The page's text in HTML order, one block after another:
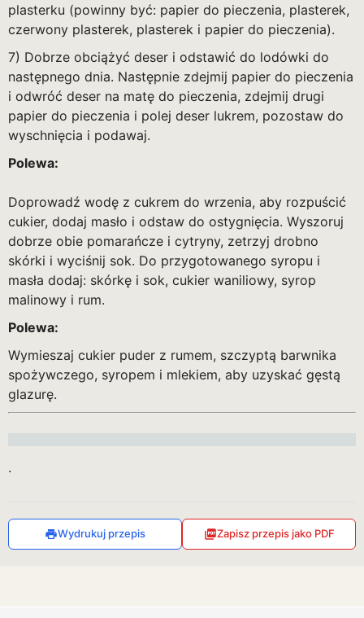
plasterku (powinny być: papier do pieczenia, plasterek,
czerwony plasterek, plasterek i papier do pieczenia).
7) Dobrze obciążyć deser i odstawić do lodówki do
następnego dnia. Następnie zdejmij papier do pieczenia
i odwróć deser na matę do pieczenia, zdejmij drugi
papier do pieczenia i polej deser lukrem, pozostaw do
wyschnięcia i podawaj.
Polewa:
Doprowadź wodę z cukrem do wrzenia, aby rozpuścić
cukier, dodaj masło i odstaw do ostygnięcia. Wyszoruj
dobrze obie pomarańcze i cytryny, zetrzyj drobno
skórki i wyciśnij sok. Do przygotowanego syropu i
masła dodaj: skórkę i sok, cukier waniliowy, syrop
malinowy i rum.
Polewa:
Wymieszaj cukier puder z rumem, szczyptą barwnika
spożywczego, syropem i mlekiem, aby uzyskać gęstą
glazurę.
.
Wydrukuj przepis Zapisz przepis jako PDF